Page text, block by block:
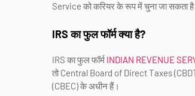
Service को करियर के रूप में चुना जा सकता
IRS का फुल फॉर्म क्या है?
IRS का फुल फॉर्म INDIAN REVENUE
तो Central Board of Direct Taxes
(CBEC) के अधीन हैं।